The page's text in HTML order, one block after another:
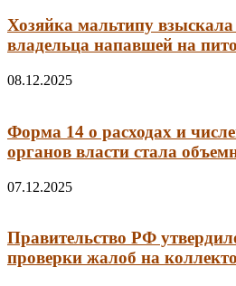
Хозяйка мальтипу взыскала
владельца напавшей на
08.12.2025
Форма 14 о расходах и
органов власти стала
07.12.2025
Правительство РФ
проверки жалоб на